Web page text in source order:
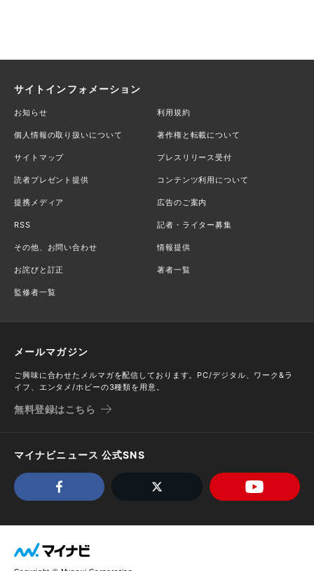
サイトインフォメーション
お知らせ 利用規約
個人情報の取り扱いについて 著作権と転載について
サイトマップ プレスリリース受付
読者プレゼント提供 コンテンツ利用について
提携メディア 広告のご案内
RSS 記者・ライター募集
その他、お問い合わせ 情報提供
お詫びと訂正 著者一覧
監修者一覧
メールマガジン
ご興味に合わせたメルマガを配信しております。PC/デジタル、ワーク&ラ
イフ、エンタメ/ホビーの3種類を用意。
無料登録はこちら
マイナビニュース 公式SNS